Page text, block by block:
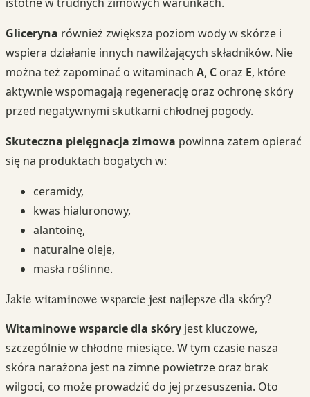
Gliceryna również zwiększa poziom wody w skórze i
wspiera działanie innych nawilżających składników. Nie
można też zapominać o witaminach A, C oraz E, które
aktywnie wspomagają regenerację oraz ochronę skóry
przed negatywnymi skutkami chłodnej pogody.
Skuteczna pielęgnacja zimowa powinna zatem opierać
się na produktach bogatych w:
ceramidy,
kwas hialuronowy,
alantoinę,
naturalne oleje,
masła roślinne.
Jakie witaminowe wsparcie jest najlepsze dla skóry?
Witaminowe wsparcie dla skóry jest kluczowe,
szczególnie w chłodne miesiące. W tym czasie nasza
skóra narażona jest na zimne powietrze oraz brak
wilgoci, co może prowadzić do jej przesuszenia. Oto